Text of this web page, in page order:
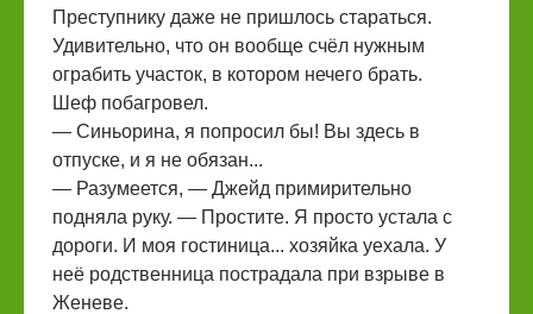
Преступнику даже не пришлось стараться.
Удивительно, что он вообще счёл нужным
ограбить участок, в котором нечего брать.
Шеф побагровел.
— Синьорина, я попросил бы! Вы здесь в
отпуске, и я не обязан...
— Разумеется, — Джейд примирительно
подняла руку. — Простите. Я просто устала с
дороги. И моя гостиница... хозяйка уехала. У
неё родственница пострадала при взрыве в
Женеве.